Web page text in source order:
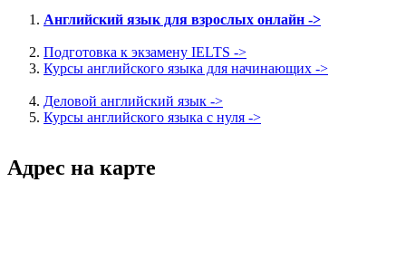
Английский язык для взрослых онлайн ->
Подготовка к экзамену IELTS ->
Курсы английского языка для начинающих ->
Деловой английский язык ->
Курсы английского языка с нуля ->
Адрес на карте